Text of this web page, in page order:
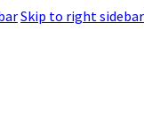
Skip to right sidebar